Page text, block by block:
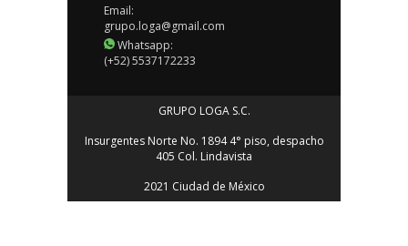
Email:
grupo.loga@gmail.com
Whatsapp:
(+52) 5537172233
GRUPO LOGA S.C.
Insurgentes Norte No. 1894 4° piso, despacho
405 Col. Lindavista
2021 Ciudad de México